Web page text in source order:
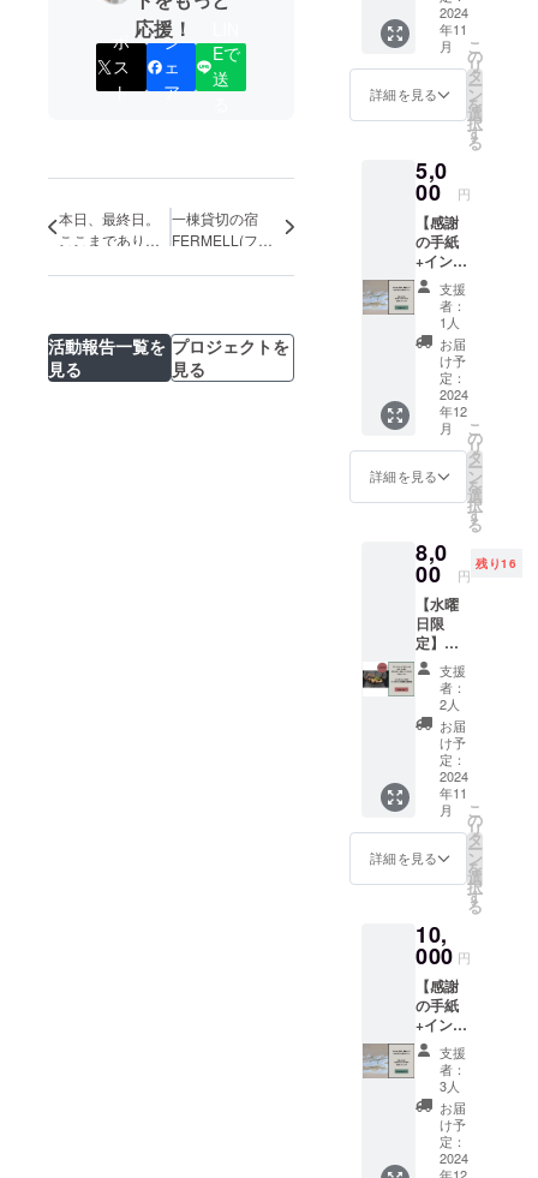
応援！
ポ
ス
ト
シ
ェ
ア
Eで
送
本日、最終日。
ここまでありが
す！！
一棟貸切の宿
FERMELL(ファ
オープンしまし
活動報告一覧を
見る
プロジェクトを
見る
日、祝
前ご利
用不可)
・宿泊
可能日
の数：2
台 ・食
事の
サービ
スプラ
ン：朝
食付き
・1支援
に対す
る宿泊
可能人
数：1支
援につ
き2名様
まで宿
泊可能
・
15:00
・
チェッ
クアウ
ト：翌
日10:00
予約方
法：後
日メー
ルアド
レスに
てお伝
えしま
す。 別
途、予
に追加
料金で
プショ
ン追加
は可能
です。
プロ
ジェク
ト終了
後、順
次チ
ケット
を発送
いたし
ます。
認くだ
さい。
プロ
ジェク
ト終了
後、順
次発送
ます。
です。
※プレ
オープ
ン中は
使用不
可。
2024年
より使
用可
能。2年
間有
効。 ※
常温発
送で全
国送料
込み 原
材料及
び添加
物等の
食品表
示はお
届け商
品のラ
ベルに
表記さ
れま
品開封
前には
必ずお
届けの
リター
ンに貼
付され
たラベ
ルや注
意書き
をご確
認くだ
さい。
プロ
ジェク
ト終了
後、順
（10%
OFF）
未来の
ご宿泊
時にご
利用い
ただけ
割引券
です。
※プレ
オープ
ン中は
使用不
可。
2024年
4月1日
より使
用可
能。2年
間有
効。 ※
常温発
送で全
国送料
込み 商
品開封
必ずお
届けの
リター
ンに貼
付され
たラベ
ルや注
意書き
をご確
認くだ
さい。
プロ
ジェク
ト終了
後、順
次発送
いたし
ます。
ン中は
使用不
可。
4月1日
より使
間有
効。 ※
常温発
送で全
国送料
込み 原
材料及
び添加
物等の
食品表
示はお
届け商
品のラ
ベルに
表記さ
す。 商
品開封
必ずお
届けの
リター
ンに貼
付され
たラベ
ルや注
意書き
をご確
認くだ
さい。
プロ
ジェク
ト終了
後、順
次発送
いたし
ます。
願いし
ます。
※このリ
ターン
は【北
気支
援 梅
プラ
ン】
10000
円のリ
ターン
と同じ
内容に
なりま
謝の
メール
プロ
ジェク
トへの
たメー
ルをお
届けし
ます。
しっか
りと地
域の為
に頑張
りま
す！ 応
援よろ
しくお
願いし
ます。
※このリ
ターン
は【北
気支
援 梅
プラ
ン】
10000
円のリ
ターン
と同じ
内容に
なりま
北広島
町で素
人から
始めた
ベーグ
ル屋さ
んの成
訣。 な
んでも
相談し
て下さ
い。自
身の経
験から
全て包
み隠さ
ずお話
ししま
す。
【内
容】 ■
人通り
も全く
ない場
ている
の？ ■
店舗営
業週1日
で成り
立つ
の？ ■
夫婦＋3
人のス
タッフ
で成り
立つ
の？ ■
ふるさ
と納税
の返礼
品ラン
町内1位
■年間の
売り上
げ？経
費？ ■
田舎の
ライフ
スタイ
ル。良
いとこ
悪い
と？ ■
田舎で
成り立
2024
年11
月
詳細を見る
こ
の
リ
タ
ー
ン
を
選
択
す
る
5,0
00 円
【感謝
の手紙
+インビ
テー
ション
(宿泊券
5%OFF
同封)】
プロ
ジェク
トを心
から応
援して
くださ
る皆さ
まへ、
気持ち
をお届
けする
プラン
です。
支援者
様の温
かい応
援を心
から感
謝し、
プロ
ジェク
ト終了
後には
特別な
お礼の
す。
【 内
容】 ①
感謝の
お手紙
プロ
ジェク
トへの
ご支援
に感謝
を込め
て、直
筆メッ
支援
者：
1人
お届
け予
定：
2024
年12
月
詳細を見る
こ
の
リ
タ
ー
ン
を
選
択
す
る
8,0
00 円
残り16
【水曜
日限
定】リ
アンド
ベーグ
ル特別
ベーグ
ルラン
チ招待
券&宿見
学会
【18名
限定】
普段は
ランチ
営業し
いリア
ンド
ベーグ
ルで、
特別に
ベーグ
ルラン
チを楽
しんで
いただ
けるプ
ランで
す。月
支援
者：
2人
お届
け予
定：
2024
年11
月
詳細を見る
こ
の
リ
タ
ー
ン
を
選
択
す
る
10,
000 円
【感謝
の手紙
+インビ
テー
ション
(宿泊券
10%OF
F同封)
ジェク
支援
者：
3人
お届
け予
定：
2024
年12